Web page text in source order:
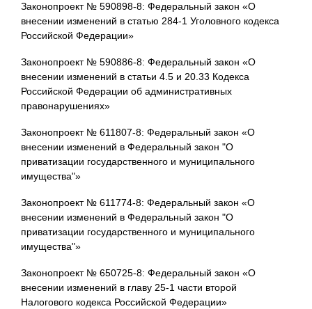
Законопроект № 590898-8: Федеральный закон «О
внесении изменений в статью 284-1 Уголовного кодекса
Российской Федерации»
Законопроект № 590886-8: Федеральный закон «О
внесении изменений в статьи 4.5 и 20.33 Кодекса
Российской Федерации об административных
правонарушениях»
Законопроект № 611807-8: Федеральный закон «О
внесении изменений в Федеральный закон "О
приватизации государственного и муниципального
имущества"»
Законопроект № 611774-8: Федеральный закон «О
внесении изменений в Федеральный закон "О
приватизации государственного и муниципального
имущества"»
Законопроект № 650725-8: Федеральный закон «О
внесении изменений в главу 25-1 части второй
Налогового кодекса Российской Федерации»